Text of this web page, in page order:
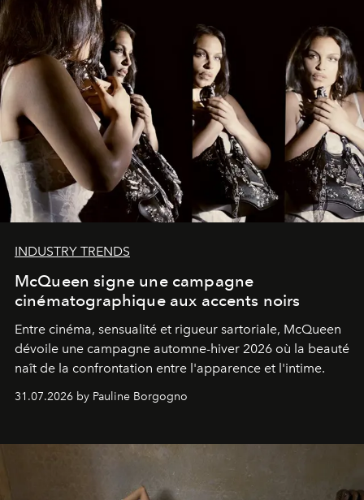
INDUSTRY TRENDS
McQueen signe une campagne
cinématographique aux accents noirs
Entre cinéma, sensualité et rigueur sartoriale, McQueen
dévoile une campagne automne-hiver 2026 où la beauté
naît de la confrontation entre l'apparence et l'intime.
31.07.2026 by Pauline Borgogno